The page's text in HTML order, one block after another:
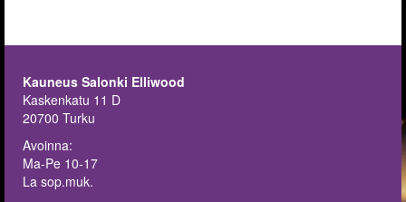
Kauneus Salonki Elliwood
Kaskenkatu 11 D
20700 Turku
Avoinna:
Ma-Pe 10-17
La sop.muk.